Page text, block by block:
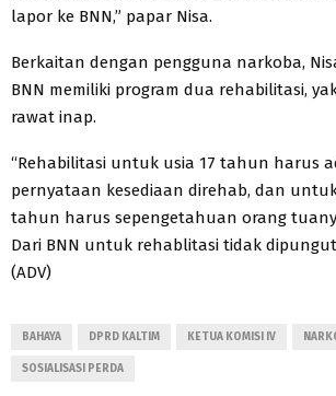
lapor ke BNN,” papar Nisa.
Berkaitan dengan pengguna narkoba,
BNN memiliki program dua rehabilitasi,
rawat inap.
“Rehabilitasi untuk usia 17 tahun harus
pernyataan kesediaan direhab, dan
tahun harus sepengetahuan orang
Dari BNN untuk rehablitasi tidak dipungut
(ADV)
BAHAYA DPRD KALTIM KETUA KOMISI IV
SOSIALISASI PERDA